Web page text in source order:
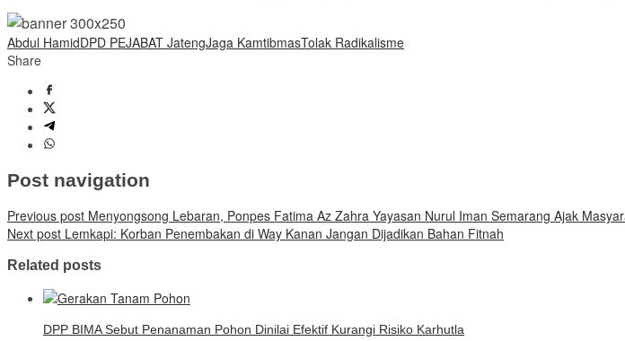
Abdul HamidDPD PEJABAT JatengJaga KamtibmasTolak Radikalisme
Share
Post navigation
Previous post Menyongsong Lebaran, Ponpes Fatima Az Zahra Yayasan Nurul Iman Semarang Ajak
Next post Lemkapi: Korban Penembakan di Way Kanan Jangan Dijadikan Bahan Fitnah
Related posts
DPP BIMA Sebut Penanaman Pohon Dinilai Efektif Kurangi Risiko Karhutla